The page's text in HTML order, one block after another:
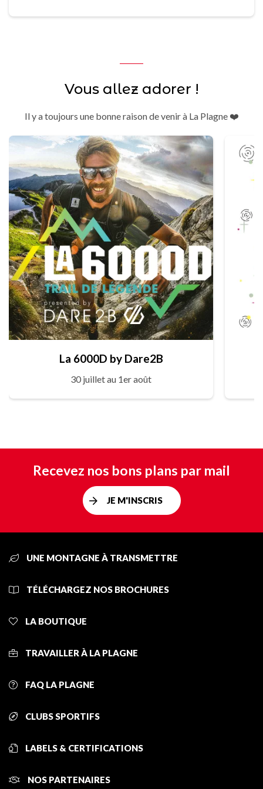
Vous allez adorer !
Il y a toujours une bonne raison de venir à La Plagne ❤️
La 6000D by Dare2B
30 juillet au 1er août
Recevez nos bons plans par mail
JE M'INSCRIS
UNE MONTAGNE À TRANSMETTRE
TÉLÉCHARGEZ NOS BROCHURES
LA BOUTIQUE
TRAVAILLER À LA PLAGNE
FAQ LA PLAGNE
CLUBS SPORTIFS
LABELS & CERTIFICATIONS
NOS PARTENAIRES